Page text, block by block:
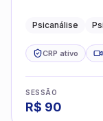
Psicanálise
CRP ativo
SESSÃO
R$ 90